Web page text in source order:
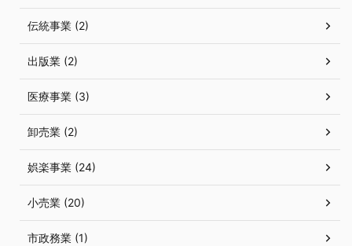
伝統事業 (2)
出版業 (2)
医療事業 (3)
卸売業 (2)
娯楽事業 (24)
小売業 (20)
市政務業 (1)